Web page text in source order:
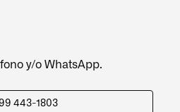
y/o WhatsApp.
443-1803